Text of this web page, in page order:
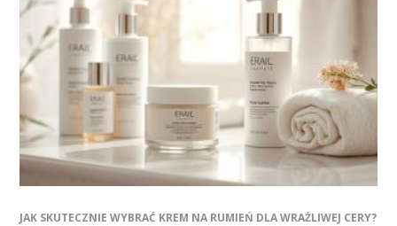
JAK SKUTECZNIE WYBRAĆ KREM NA RUMIEŃ DLA WRAŻLIWEJ CERY?